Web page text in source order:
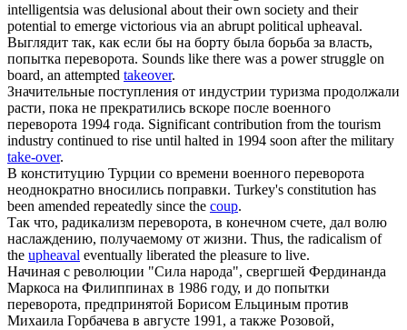
intelligentsia was delusional about their own society and their
potential to emerge victorious via an abrupt political upheaval.
Выглядит так, как если бы на борту была борьба за власть,
попытка переворота. Sounds like there was a power struggle on
board, an attempted takeover.
Значительные поступления от индустрии туризма продолжали
расти, пока не прекратились вскоре после военного
переворота 1994 года. Significant contribution from the tourism
industry continued to rise until halted in 1994 soon after the military
take-over.
В конституцию Турции со времени военного переворота
неоднократно вносились поправки. Turkey's constitution has
been amended repeatedly since the coup.
Так что, радикализм переворота, в конечном счете, дал волю
наслаждению, получаемому от жизни. Thus, the radicalism of
the upheaval eventually liberated the pleasure to live.
Начиная с революции "Сила народа", свергшей Фердинанда
Маркоса на Филиппинах в 1986 году, и до попытки
переворота, предпринятой Борисом Ельциным против
Михаила Горбачева в августе 1991, а также Розовой,